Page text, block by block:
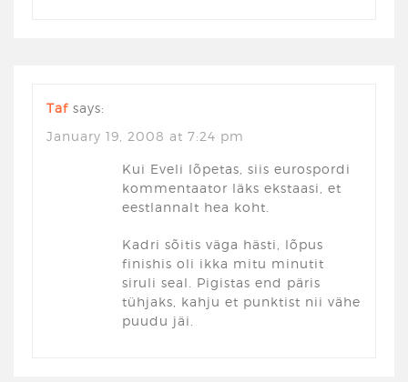
Taf says:
January 19, 2008 at 7:24 pm
Kui Eveli lõpetas, siis eurospordi
kommentaator läks ekstaasi, et
eestlannalt hea koht.
Kadri sõitis väga hästi, lõpus
finishis oli ikka mitu minutit
siruli seal. Pigistas end päris
tühjaks, kahju et punktist nii vähe
puudu jäi.